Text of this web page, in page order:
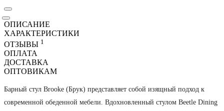
ОПИСАНИЕ
ХАРАКТЕРИСТИКИ
ОТЗЫВЫ 1
ОПЛАТА
ДОСТАВКА
ОПТОВИКАМ
Барный стул Brooke (Брук) представляет собой изящный подход к
современной обеденной мебели. Вдохновленный стулом Beetle Dining